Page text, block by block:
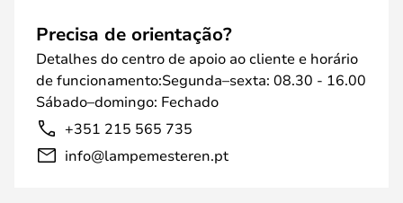
Precisa de orientação?
Detalhes do centro de apoio ao cliente e horário
de funcionamento:Segunda–sexta: 08.30 - 16.00
Sábado–domingo: Fechado
+351 215 565 735
info@lampemesteren.pt